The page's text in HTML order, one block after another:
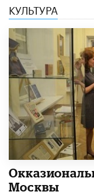
КУЛЬТУРА
Москвы